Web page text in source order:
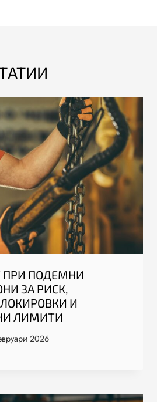
ПРИ ПОДЕМНИ
ЗА РИСК,
И
ЛИМИТИ
2026